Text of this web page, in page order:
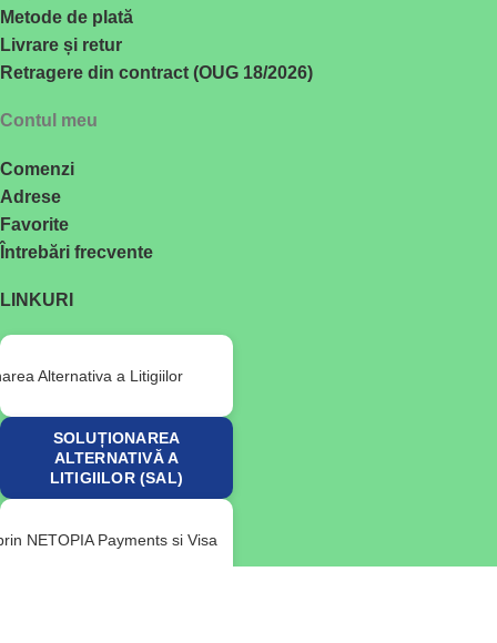
Metode de plată
Livrare și retur
Retragere din contract (OUG 18/2026)
Contul meu
Comenzi
Adrese
Favorite
Întrebări frecvente
LINKURI
SOLUȚIONAREA
ALTERNATIVĂ A
LITIGIILOR (SAL)